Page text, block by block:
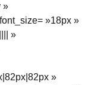
»
»18px »
»
»